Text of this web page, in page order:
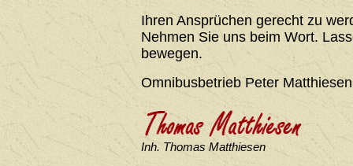
Ihren Ansprüchen gerecht zu
Nehmen Sie uns beim Wort.
bewegen.
Omnibusbetrieb Peter Matthiesen
Inh. Thomas Matthiesen